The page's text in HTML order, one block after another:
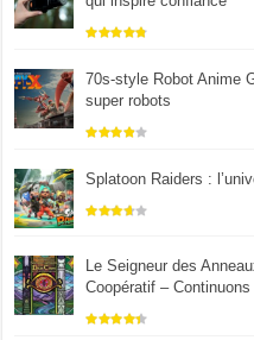
70s-style Robot Anime
super robots
Splatoon Raiders :
Le Seigneur des
Coopératif – Continuons